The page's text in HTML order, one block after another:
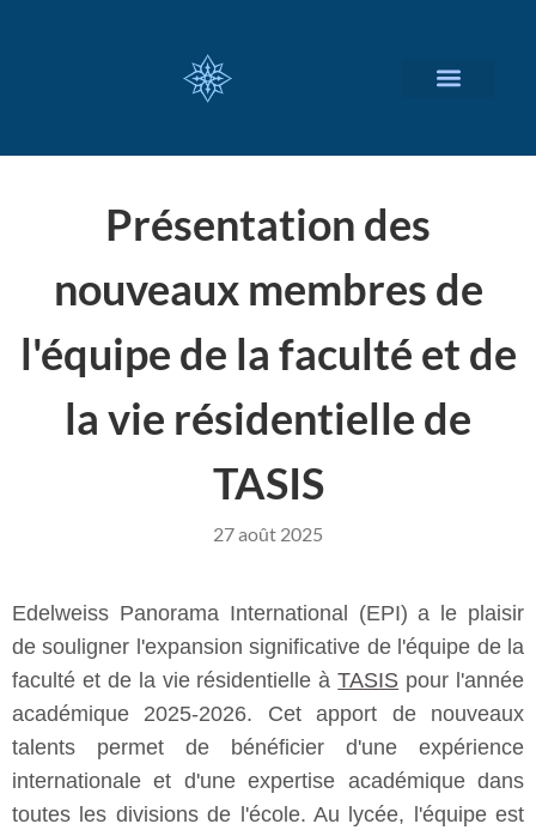
Présentation des
nouveaux membres de
l'équipe de la faculté et de
la vie résidentielle de
TASIS
27 août 2025
Edelweiss Panorama International (EPI) a le plaisir
de souligner l'expansion significative de l'équipe de la
faculté et de la vie résidentielle àTASIS pour l'année
académique 2025-2026. Cet apport de nouveaux
talents permet de bénéficier d'une expérience
internationale et d'une expertise académique dans
toutes les divisions de l'école. Au lycée, l'équipe est